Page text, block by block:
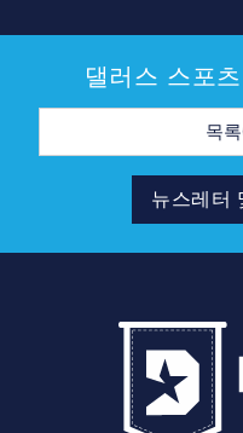
댈러스 스포
이
일
뉴스레터